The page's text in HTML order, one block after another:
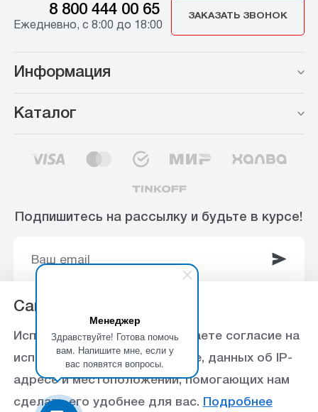
Менеджер
Здравствуйте! Готова помочь
вам. Напишите мне, если у
вас появятся вопросы.
8 800 444 00 65
Ежедневно, с 8:00 до 18:00
ЗАКАЗАТЬ ЗВОНОК
Информация
Каталог
Подпишитесь на рассылку и будьте в курсе!
© 2003-2025 Интернет-магазин ООО
«Стройоптторг» р/с 40702810360000102415 в
Ставропольское отделение №5230 ПАО Сбербанк,
БИК 040702615
Сайт использует Cookie
Используя данный сайт, вы даете согласие на
использование файлов cookie, данных об IP-
адресе и местоположении, помогающих нам
сделать его удобнее для вас. Подробнее